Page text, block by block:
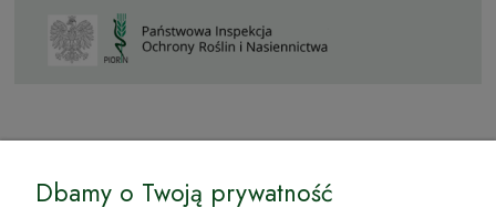
Dbamy o Twoją prywatność